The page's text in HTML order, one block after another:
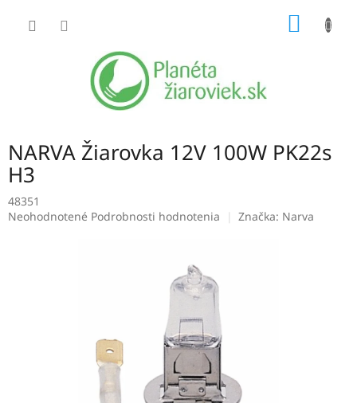
NARVA Žiarovka 12V 100W PK22s
H3
48351
Priemerné
Neohodnotené Podrobnosti hodnotenia Značka: Narva